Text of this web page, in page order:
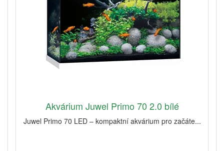
Akvárium Juwel Primo 70 2.0 bílé
Juwel Primo 70 LED – kompaktní akvárium pro začáte...